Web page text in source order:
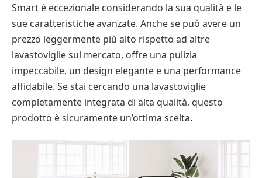
Smart è eccezionale considerando la sua qualità e le
sue caratteristiche avanzate. Anche se può avere un
prezzo leggermente più alto rispetto ad altre
lavastoviglie sul mercato, offre una pulizia
impeccabile, un design elegante e una performance
affidabile. Se stai cercando una lavastoviglie
completamente integrata di alta qualità, questo
prodotto è sicuramente un’ottima scelta.